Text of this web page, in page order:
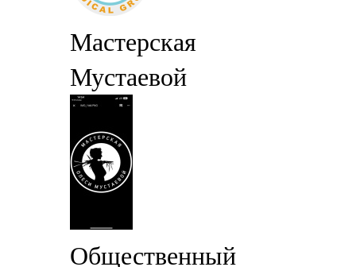
Мастерская
Мустаевой
Общественный